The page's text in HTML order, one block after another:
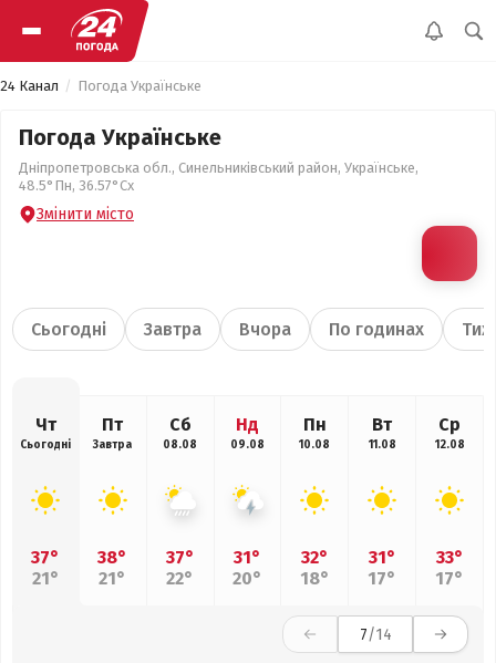
24 Канал Погода Українське
Погода Українське
Дніпропетровська обл., Синельниківський район, Українське,
48.5°Пн, 36.57°Сх
Змінити місто
Сьогодні Завтра Вчора По годинах
Чт
Сьогодні
37°
21°
Пт
Завтра
38°
21°
Сб
08.08
37°
22°
Нд
09.08
31°
20°
Пн
10.08
32°
18°
Вт
11.08
31°
17°
Ср
12.08
33°
17°
7/14